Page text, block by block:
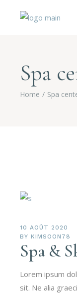
Spa
Home Spa
10 AOÛT 2020
BY KIMSOON78
Spa &
Lorem ipsum
sit. Ne alia